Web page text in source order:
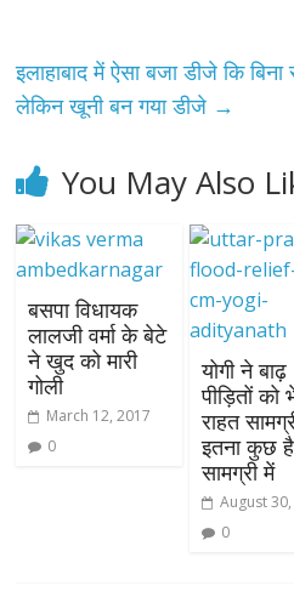
इलाहाबाद में ऐसा बजा डीजे कि
लेकिन खूनी बन गया डीजे →
You May Also
बसपा विधायक
लालजी वर्मा के बेटे
ने खुद को मारी
गोली
March 12, 2017
0
योगी ने बाढ़
पीड़ितों को
राहत
इतना कुछ
सामग्री में
August
0